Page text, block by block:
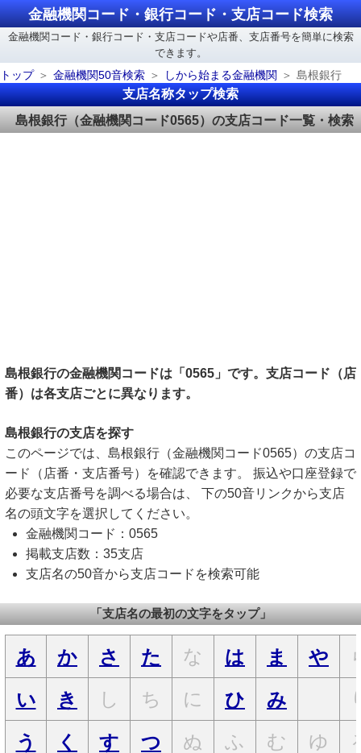
金融機関コード・銀行コード・支店コード検索
金融機関コード・銀行コード・支店コードや店番、支店番号を簡単に検索
できます。
トップ
金融機関50音検索 しから始まる金融機関 島根銀行
支店名称タップ検索
島根銀行（金融機関コード0565）の支店コード一覧・検索
島根銀行の金融機関コードは「0565」です。支店コード（店
番）は各支店ごとに異なります。
島根銀行の支店を探す
このページでは、島根銀行（金融機関コード0565）の支店コ
ード（店番・支店番号）を確認できます。 振込や口座登録で
必要な支店番号を調べる場合は、 下の50音リンクから支店
名の頭文字を選択してください。
金融機関コード：0565
掲載支店数：35支店
支店名の50音から支店コードを検索可能
「支店名の最初の文字をタップ」
あ か さ た な は ま や
い
き し ち に ひ み
う
く す つ ぬ ふ む ゆ